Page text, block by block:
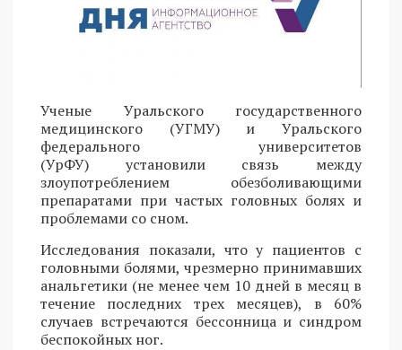
Ученые Уральского государственного
медицинского (УГМУ) и Уральского
федерального университетов
(УрФУ) установили связь между
злоупотреблением обезболивающими
препаратами при частых головных болях и
проблемами со сном.
Исследования показали, что у пациентов с
головными болями, чрезмерно принимавших
анальгетики (не менее чем 10 дней в месяц в
течение последних трех месяцев), в 60%
случаев встречаются бессонница и синдром
беспокойных ног.